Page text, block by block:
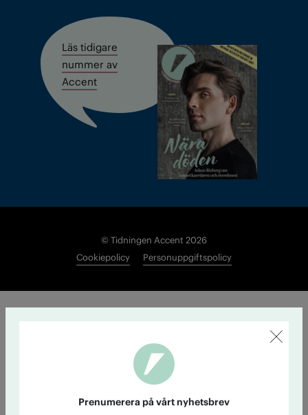
Läs tidigare
nummer av
Accent
© Tidningen Accent 2026
Cookiepolicy
Personuppgiftspolicy
Prenumerera på vårt nyhetsbrev